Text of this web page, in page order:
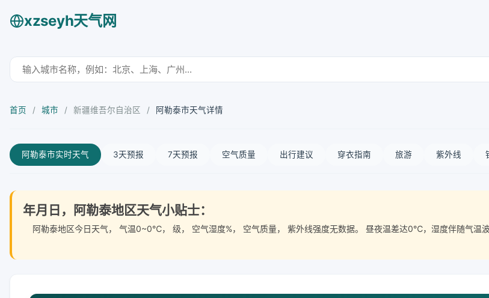
xzseyh天气网
首页 / 城市 / 新疆维吾尔自治区 / 阿勒泰市天气详情
阿勒泰市实时天气 3天预报 7天预报 空气质量 出行建议 穿衣指南 旅游 紫外线
年月日，阿勒泰地区天气小贴士：
阿勒泰地区今日天气， 气温0~0℃， 级， 空气湿度%， 空气质量， 紫外线强度无数据。 昼夜温差达0℃，湿度伴随气温